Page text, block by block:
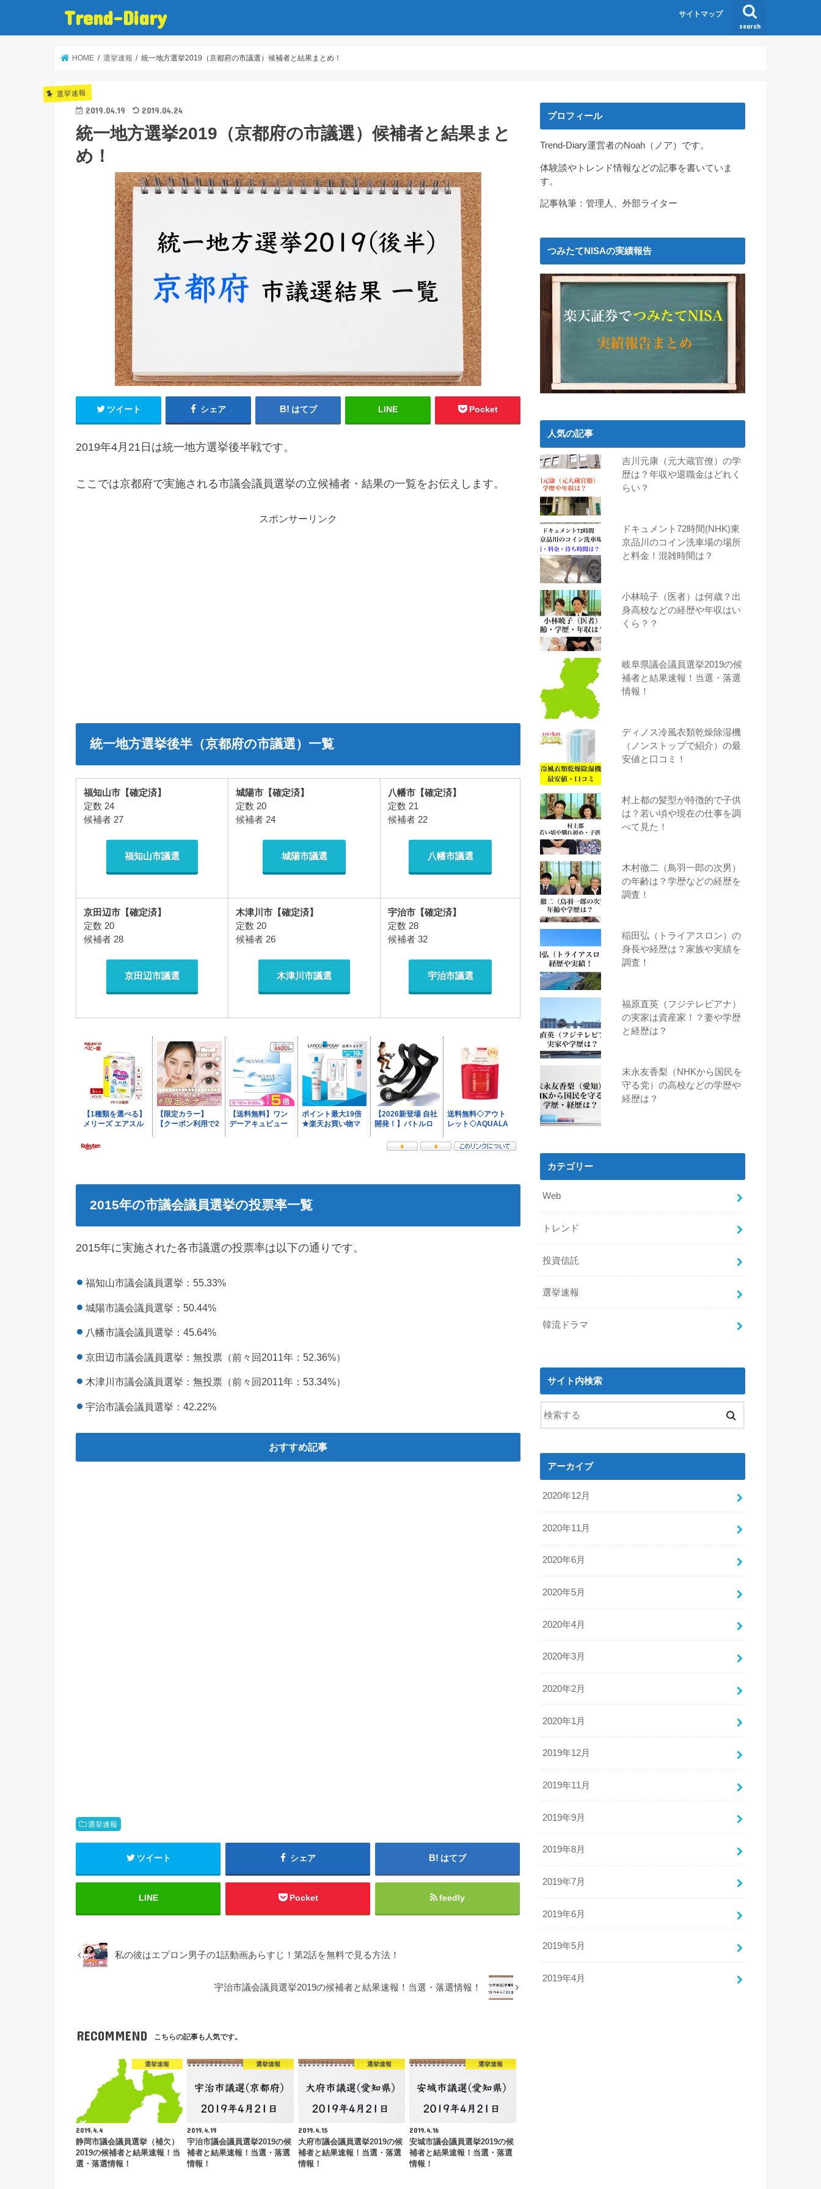
Trend-Diary search
サイトマップ
HOME 選挙速報 統一地方選挙2019（京都府の市議選）候補者と結果まとめ！
選挙速報
2019.04.19 2019.04.24
統一地方選挙2019（京都府の市議選）候補者と結果まと
め！
ツイート シェア はてブ LINE Pocket
2019年4月21日は統一地方選挙後半戦です。
ここでは京都府で実施される市議会議員選挙の立候補者・結果の一覧をお伝えします。
スポンサーリンク
統一地方選挙後半（京都府の市議選）一覧
福知山市【確定済】
定数 24
候補者 27
福知山市議選
城陽市【確定済】
定数 20
候補者 24
城陽市議選
八幡市【確定済】
定数 21
候補者 22
八幡市議選
京田辺市【確定済】
定数 20
候補者 28
京田辺市議選
木津川市【確定済】
定数 20
候補者 26
木津川市議選
宇治市【確定済】
定数 28
候補者 32
宇治市議選
2015年の市議会議員選挙の投票率一覧
2015年に実施された各市議選の投票率は以下の通りです。
福知山市議会議員選挙：55.33%
城陽市議会議員選挙：50.44%
八幡市議会議員選挙：45.64%
京田辺市議会議員選挙：無投票（前々回2011年：52.36%）
木津川市議会議員選挙：無投票（前々回2011年：53.34%）
宇治市議会議員選挙：42.22%
おすすめ記事
選挙速報
ツイート シェア はてブ
LINE Pocket feedly
私の彼はエプロン男子の1話動画あらすじ！第2話を無料で見る方法！
宇治市議会議員選挙2019の候補者と結果速報！当選・落選情報！
RECOMMEND こちらの記事も人気です。
選挙速報
2019.4.4
静岡市議会議員選挙（補欠）
2019の候補者と結果速報！当
選・落選情報！
選挙速報
2019.4.19
宇治市議会議員選挙2019の候
補者と結果速報！当選・落選
情報！
選挙速報
2019.4.15
大府市議会議員選挙2019の候
補者と結果速報！当選・落選
情報！
選挙速報
2019.4.16
安城市議会議員選挙2019の候
補者と結果速報！当選・落選
情報！
プロフィール
Trend-Diary運営者のNoah（ノア）です。
体験談やトレンド情報などの記事を書いていま
す。
記事執筆：管理人、外部ライター
つみたてNISAの実績報告
人気の記事
吉川元康（元大蔵官僚）の学
歴は？年収や退職金はどれく
らい？
ドキュメント72時間(NHK)東
京品川のコイン洗車場の場所
と料金！混雑時間は？
小林暁子（医者）は何歳？出
身高校などの経歴や年収はい
くら？？
岐阜県議会議員選挙2019の候
補者と結果速報！当選・落選
情報！
ディノス冷風衣類乾燥除湿機
（ノンストップで紹介）の最
安値と口コミ！
村上都の髪型が特徴的で子供
は？若い頃や現在の仕事を調
べて見た！
木村徹二（鳥羽一郎の次男）
の年齢は？学歴などの経歴を
調査！
稲田弘（トライアスロン）の
身長や経歴は？家族や実績を
調査！
福原直英（フジテレビアナ）
の実家は資産家！？妻や学歴
と経歴は？
末永友香梨（NHKから国民を
守る党）の高校などの学歴や
経歴は？
カテゴリー
Web
トレンド
投資信託
選挙速報
韓流ドラマ
サイト内検索
アーカイブ
2020年12月
2020年11月
2020年6月
2020年5月
2020年4月
2020年3月
2020年2月
2020年1月
2019年12月
2019年11月
2019年9月
2019年8月
2019年7月
2019年6月
2019年5月
2019年4月